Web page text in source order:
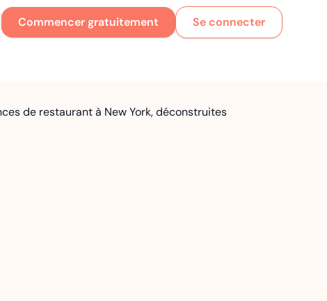
Commencer gratuitement Se connecter